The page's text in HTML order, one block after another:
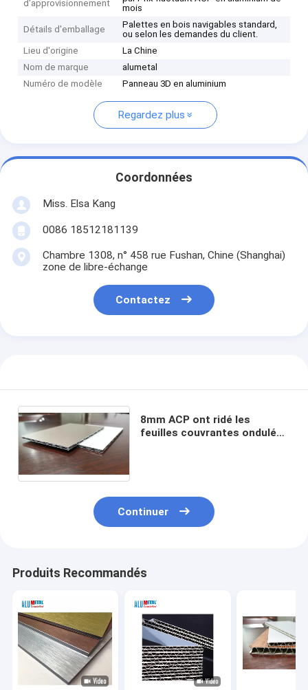
d'approvisionnement
mois
Détails d'emballage
Palettes en bois navigables standard,
ou selon les demandes du client.
Lieu d'origine
La Chine
Nom de marque
alumetal
Numéro de modèle
Panneau 3D en aluminium
Regardez plus
Coordonnées
Miss. Elsa Kang
0086 18512181139
Chambre 1308, n° 458 rue Fushan, Chine (Shanghai)
zone de libre-échange
Contactez
8mm ACP ont ridé les
feuilles couvrantes ondulées
Continuer
Produits Recommandés